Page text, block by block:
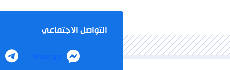
التواصل الاجتماعي
Messenger